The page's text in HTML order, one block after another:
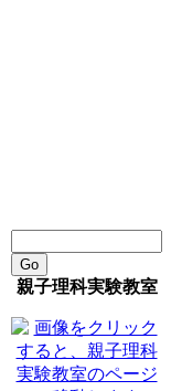
Go
親子理科実験教室